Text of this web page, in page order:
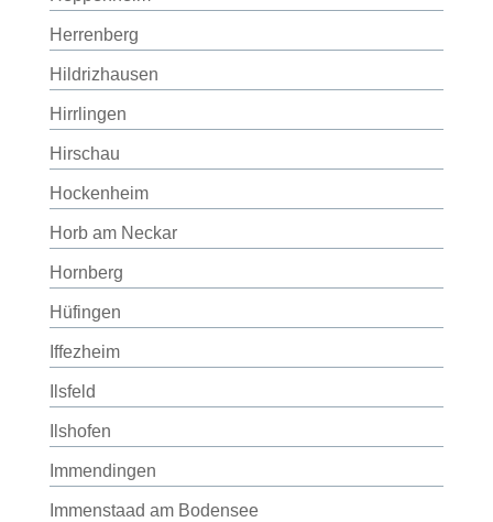
Herrenberg
Hildrizhausen
Hirrlingen
Hirschau
Hockenheim
Horb am Neckar
Hornberg
Hüfingen
Iffezheim
Ilsfeld
Ilshofen
Immendingen
Immenstaad am Bodensee